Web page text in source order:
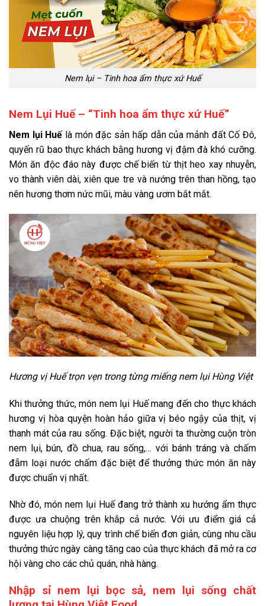
Nem lụi – Tinh hoa ẩm thực xứ Huế
Nem Lụi Huế – “Tinh hoa ẩm thực xứ Huế”
Nem lụi Huếlà món đặc sản hấp dẫn của mảnh đất Cố Đô,
quyến rũ bao thực khách bằng hương vị đậm đà khó cưỡng.
Món ăn độc đáo này được chế biến từ thịt heo xay nhuyễn,
vo thành viên dài, xiên que tre và nướng trên than hồng, tạo
nên hương thơm nức mũi, màu vàng ươm bắt mắt.
Hương vị Huế trọn vẹn trong từng miếng nem lụi Hùng Việt
Khi thưởng thức, món nem lụi Huế mang đến cho thực khách
hương vị hòa quyện hoàn hảo giữa vị béo ngậy của thịt, vị
thanh mát của rau sống. Đặc biệt, người ta thường cuộn tròn
nem lụi, bún, đồ chua, rau sống,… với bánh tráng và chấm
đẫm loại nước chấm đặc biệt để thưởng thức món ăn này
được chuẩn vị nhất.
Nhờ đó, món nem lụi Huế đang trở thành xu hướng ẩm thực
được ưa chuộng trên khắp cả nước. Với ưu điểm giá cả
nguyên liệu hợp lý, quy trình chế biến đơn giản, cùng nhu cầu
thưởng thức ngày càng tăng cao của thực khách đã mở ra cơ
hội vàng cho các chủ quán, nhà hàng.
Nhập sỉ nem lụi bọc sả, nem lụi sống chất